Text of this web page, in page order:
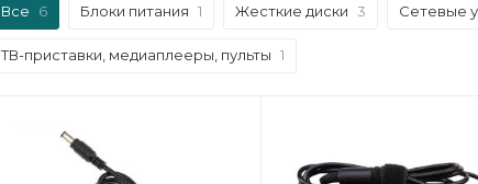
Все 6 Блоки питания 1 Жесткие диски 3 Сетевые
ТВ-приставки, медиаплееры, пульты 1